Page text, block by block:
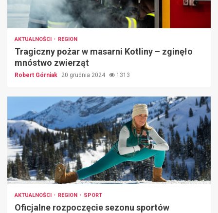
AKTUALNOŚCI REGION
Tragiczny pożar w masarni Kotliny – zginęło
mnóstwo zwierząt
Robert Górniak 20 grudnia 2024 1313
AKTUALNOŚCI REGION SPORT
Oficjalne rozpoczęcie sezonu sportów